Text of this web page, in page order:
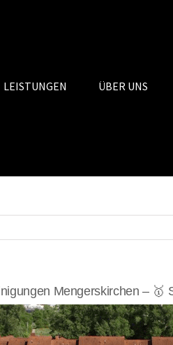
LEISTUNGEN ÜBER UNS
Mengerskirchen –